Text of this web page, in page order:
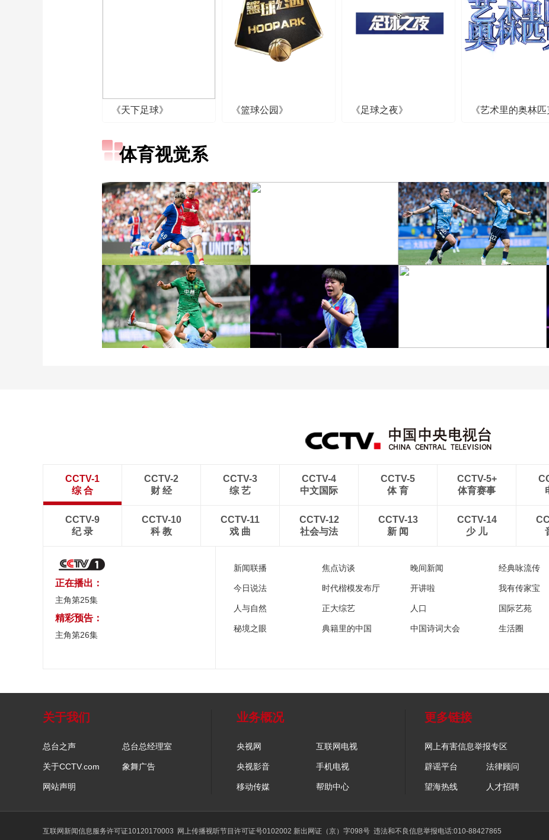
《天下足球》 《篮球公园》 《足球之夜》 《艺术里的奥林匹
体育视觉系
[图]友谊赛：姆伯莫破门姆
巴耶建功 曼联1-1巴黎
[图]中超-奥斯卡破门 云南
玉昆1-0送成都蓉城6轮不
胜
CCTV-1
综 合
CCTV-2
财 经
CCTV-3
综 艺
CCTV-4
中文国际
CCTV-5
体 育
CCTV-5+
体育赛事
CCTV-9
纪 录
CCTV-10
科 教
CCTV-11
戏 曲
CCTV-12
社会与法
CCTV-13
新 闻
CCTV-14
少 儿
正在播出：
主角第25集
精彩预告：
主角第26集
新闻联播 焦点访谈 晚间新闻 经典咏流传
今日说法 时代楷模发布厅 开讲啦 我有传家宝
人与自然 正大综艺 人口 国际艺苑
秘境之眼 典籍里的中国 中国诗词大会 生活圈
关于我们
总台之声 总台总经理室
关于CCTV.com 象舞广告
网站声明
业务概况
央视网 互联网电视
央视影音 手机电视
移动传媒 帮助中心
更多链接
网上有害信息举报专区
辟谣平台 法律顾问
望海热线 人才招聘
互联网新闻信息服务许可证10120170003 网上传播视听节目许可证号0102002 新出网证（京）字098号 违法和不良信息举报电话:010-88427865